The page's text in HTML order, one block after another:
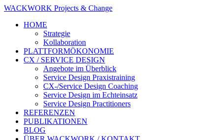
WACKWORK Projects & Change
HOME
Strategie
Kollaboration
PLATTFORMÖKONOMIE
CX / SERVICE DESIGN
Angebote im Überblick
Service Design Praxistraining
CX-/Service Design Coaching
Service Design im Echteinsatz
Service Design Practitioners
REFERENZEN
PUBLIKATIONEN
BLOG